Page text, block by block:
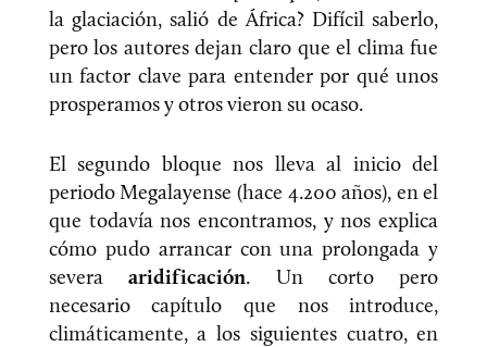
la glaciación, salió de África? Difícil saberlo,
pero los autores dejan claro que el clima fue
un factor clave para entender por qué unos
prosperamos y otros vieron su ocaso.
El segundo bloque nos lleva al inicio del
periodo Megalayense (hace 4.200 años), en el
que todavía nos encontramos, y nos explica
cómo pudo arrancar con una prolongada y
severaaridificación. Un corto pero
necesario capítulo que nos introduce,
climáticamente, a los siguientes cuatro, en